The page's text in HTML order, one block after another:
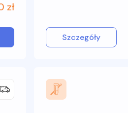
zł
Szczegóły